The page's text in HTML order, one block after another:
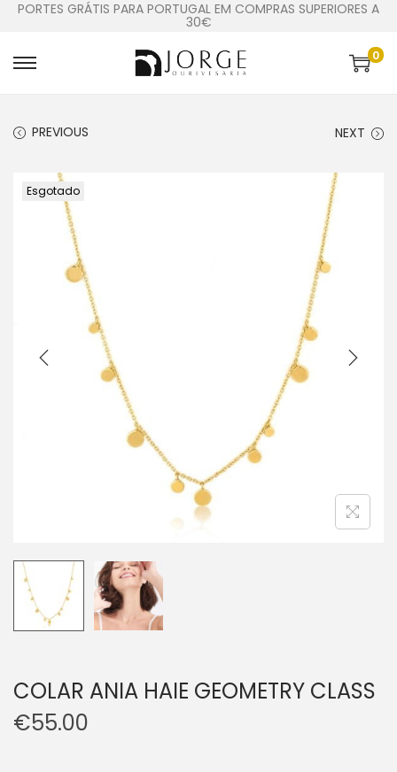
PORTES GRÁTIS PARA PORTUGAL EM COMPRAS SUPERIORES A
30€
0
PREVIOUS NEXT
Esgotado
COLAR ANIA HAIE GEOMETRY CLASS
€55.00